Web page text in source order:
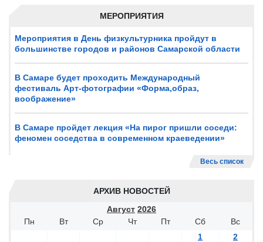
МЕРОПРИЯТИЯ
Мероприятия в День физкультурника пройдут в
большинстве городов и районов Самарской области
В Самаре будет проходить Международный
фестиваль Арт-фотографии «Форма,образ,
воображение»
В Самаре пройдет лекция «На пирог пришли соседи:
феномен соседства в современном краеведении»
Весь список
АРХИВ НОВОСТЕЙ
Август 2026
Пн
Вт Ср Чт Пт Сб
Вс
1
2